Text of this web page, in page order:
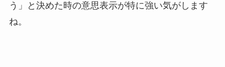
う」と決めた時の意思表示が特に強い気がします
ね。